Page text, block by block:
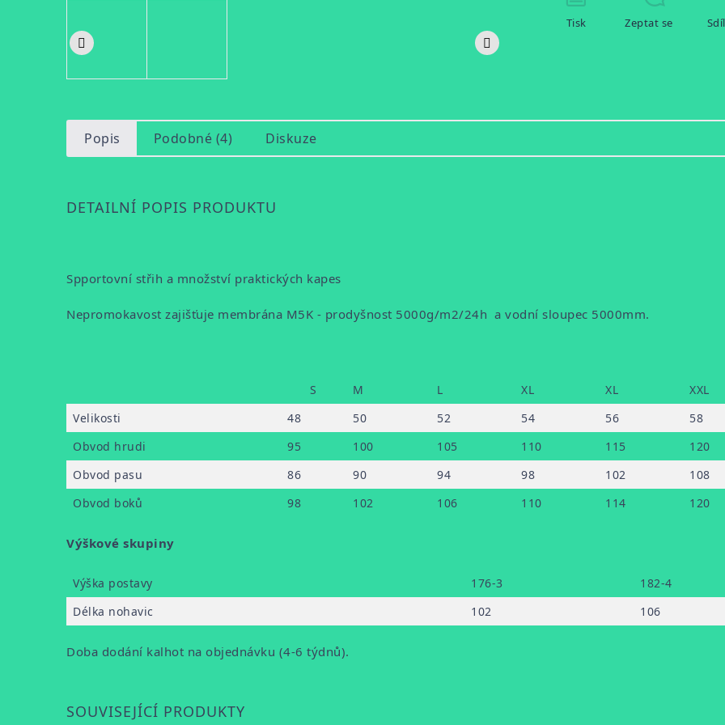
Tisk Zeptat se
Popis Podobné (4) Diskuze
DETAILNÍ POPIS PRODUKTU
Spportovní střih a množství praktických kapes
Nepromokavost zajišťuje membrána M5K - prodyšnost 5000g/m2/24h a vodní sloupec 5000mm.
S M L XL XL
XXL
Velikosti
48 50 52 54 56
58
Obvod hrudi
95 100 105 110 115
120
Obvod pasu
86 90 94 98 102
108
Obvod boků
98 102 106 110 114 120
Výškové skupiny
Výška postavy 176-3
182-4
Délka nohavic
102 106
Doba dodání kalhot na objednávku (4-6 týdnů).
SOUVISEJÍCÍ PRODUKTY